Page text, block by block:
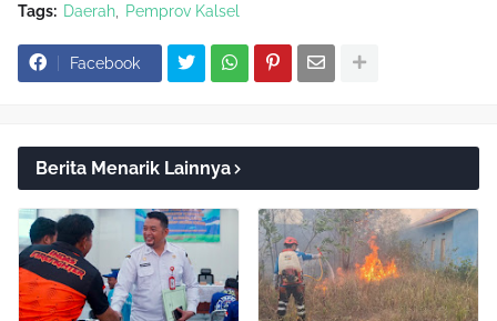
Tags: Daerah Pemprov Kalsel
Facebook
Berita Menarik Lainnya